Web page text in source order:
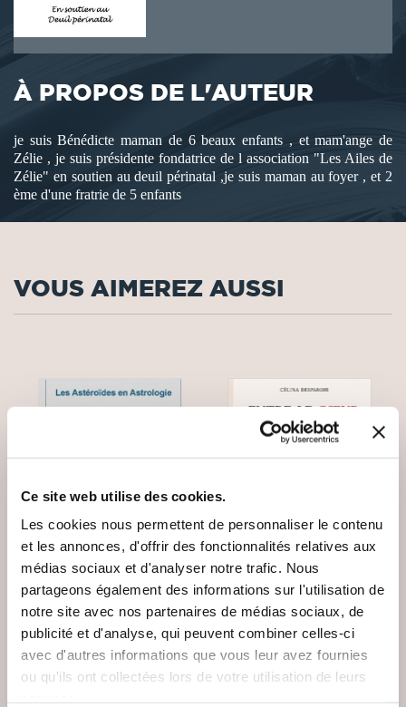
Ce site web utilise des cookies.
Les cookies nous permettent de personnaliser le contenu
et les annonces, d'offrir des fonctionnalités relatives aux
médias sociaux et d'analyser notre trafic. Nous
partageons également des informations sur l'utilisation de
notre site avec nos partenaires de médias sociaux, de
publicité et d'analyse, qui peuvent combiner celles-ci
avec d'autres informations que vous leur avez fournies
ou qu'ils ont collectées lors de votre utilisation de leurs
À PROPOS DE L'AUTEUR
je suis Bénédicte maman de 6 beaux enfants , et mam'ange de
Zélie , je suis présidente fondatrice de l association "Les Ailes de
Zélie" en soutien au deuil périnatal ,je suis maman au foyer , et 2
ème d'une fratrie de 5 enfants
VOUS AIMEREZ AUSSI
(0 avis)
Jérôme Zenastral
LES ASTÉROÏDES EN
ASTROLOGIE
(0 avis)
DESPAROIR Célina
ENTRE